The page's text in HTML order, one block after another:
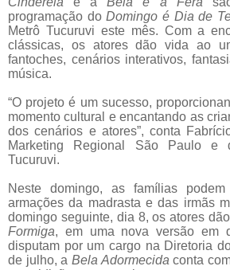
programação doDomingo é Dia de
Metrô Tucuruvi este mês. Com a
clássicas, os atores dão vida ao
fantoches, cenários interativos,
música.
“O projeto é um sucesso,
momento cultural e encantando as
dos cenários e atores”, conta
Marketing Regional São Paulo e
Tucuruvi.
Neste domingo, as famílias
armações da madrasta e das irmãs
domingo seguinte, dia 8, os atores
Formiga, em uma nova versão em
disputam por um cargo na Diretoria
de julho, a Bela Adormecidaconta